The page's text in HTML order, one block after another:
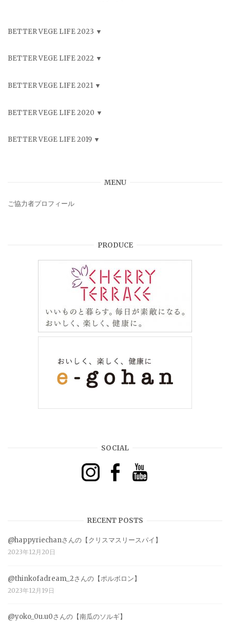
BETTER VEGE LIFE 2023
BETTER VEGE LIFE 2022
BETTER VEGE LIFE 2021
BETTER VEGE LIFE 2020
BETTER VEGE LIFE 2019
MENU
ご協力者プロフィール
PRODUCE
SOCIAL
RECENT POSTS
@happyriechanさんの【クリスマスリースパイ】
2023年12月20日
@thinkofadream_2さんの【ポルボロン】
2023年12月19日
@yoko_0u.u0さんの【南瓜のソルギ】